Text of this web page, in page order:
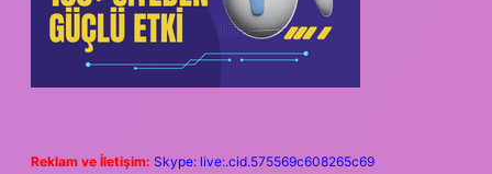
Reklam ve İletişim: Skype: live:.cid.575569c608265c69